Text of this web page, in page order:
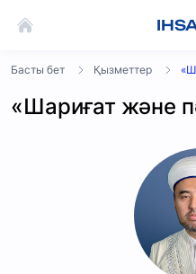
Басты бет Қызметтер
«Шариғат және